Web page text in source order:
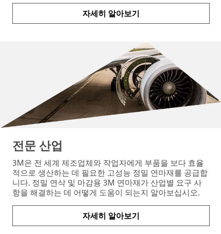
자세히 알아보기
전문 산업
3M은 전 세계 제조업체와 작업자에게 부품을 보다 효율
적으로 생산하는 데 필요한 고성능 정밀 연마재를 공급합
니다. 정밀 연삭 및 마감용 3M 연마재가 산업별 요구 사
항을 해결하는 데 어떻게 도움이 되는지 알아보십시오.
자세히 알아보기